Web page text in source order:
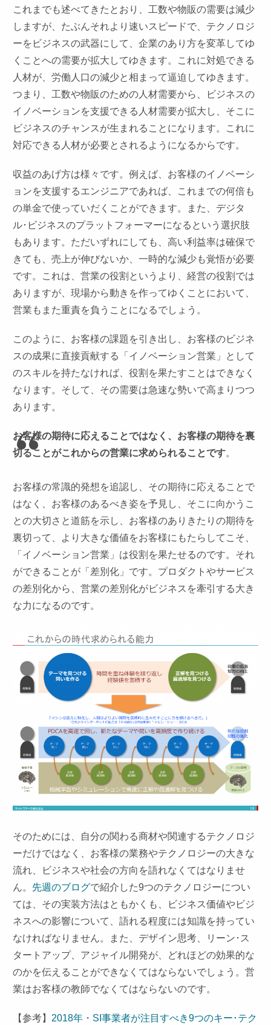
これまでも述べてきたとおり、工数や物販の需要は減少
しますが、たぶんそれより速いスピードで、テクノロジ
ーをビジネスの武器にして、企業のあり方を変革してゆ
くことへの需要が拡大してゆきます。これに対処できる
人材が、労働人口の減少と相まって逼迫してゆきます。
つまり、工数や物販のための人材需要から、ビジネスの
イノベーションを支援できる人材需要が拡大し、そこに
ビジネスのチャンスが生まれることになります。これに
対応できる人材が必要とされるようになるからです。
収益のあげ方は様々です。例えば、お客様のイノベーシ
ョンを支援するエンジニアであれば、これまでの何倍も
の単金で使っていだくことができます。また、デジタ
ル･ビジネスのプラットフォーマーになるという選択肢
もあります。ただいずれにしても、高い利益率は確保で
きても、売上が伸びないか、一時的な減少も覚悟が必要
です。これは、営業の役割というより、経営の役割では
ありますが、現場から動きを作ってゆくことにおいて、
営業もまた重責を負うことになるでしょう。
このように、お客様の課題を引き出し、お客様のビジネ
スの成果に直接貢献する「イノベーション営業」として
のスキルを持たなければ、役割を果たすことはできなく
なります。そして、その需要は急速な勢いで高まりつつ
あります。
お客様の期待に応えることではなく、お客様の期待を裏
切ることがこれからの営業に求められることです。
お客様の常識的発想を追認し、その期待に応えることで
はなく、お客様のあるべき姿を予見し、そこに向かうこ
との大切さと道筋を示し、お客様のありきたりの期待を
裏切って、より大きな価値をお客様にもたらしてこそ、
「イノベーション営業」は役割を果たせるのです。それ
ができることが「差別化」です。プロダクトやサービス
の差別化から、営業の差別化がビジネスを牽引する大き
な力になるのです。
そのためには、自分の関わる商材や関連するテクノロジ
ーだけではなく、お客様の業務やテクノロジーの大きな
流れ、ビジネスや社会の方向を語れなくてはなりませ
ん。 先週のブログで紹介した9つのテクノロジーについ
ては、その実装方法はともかくも、ビジネス価値やビジ
ネスへの影響について、語れる程度には知識を持ってい
なければなりません。また、デザイン思考、リーン･ス
タートアップ、アジャイル開発が、どれほどの効果的な
のかを伝えることができなくてはならないでしょう。営
業はお客様の教師でなくてはならないのです。
【参考】 2018年・SI事業者が注目すべき9つのキー･テク